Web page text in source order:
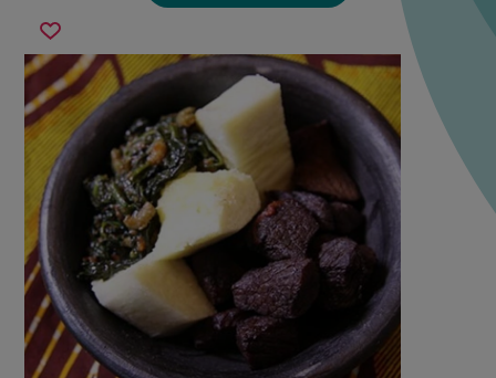
Sla
recept
op
iyan
(isu
pelu
efo)